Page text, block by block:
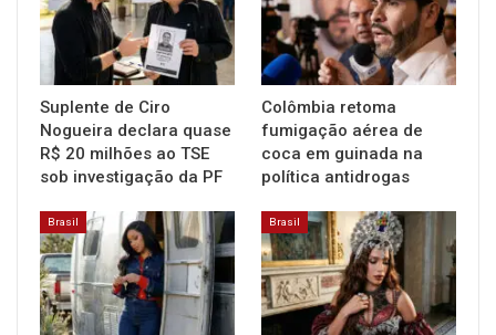
Suplente de Ciro
Nogueira declara quase
R$ 20 milhões ao TSE
sob investigação da PF
Colômbia retoma
fumigação aérea de
coca em guinada na
política antidrogas
Brasil Brasil